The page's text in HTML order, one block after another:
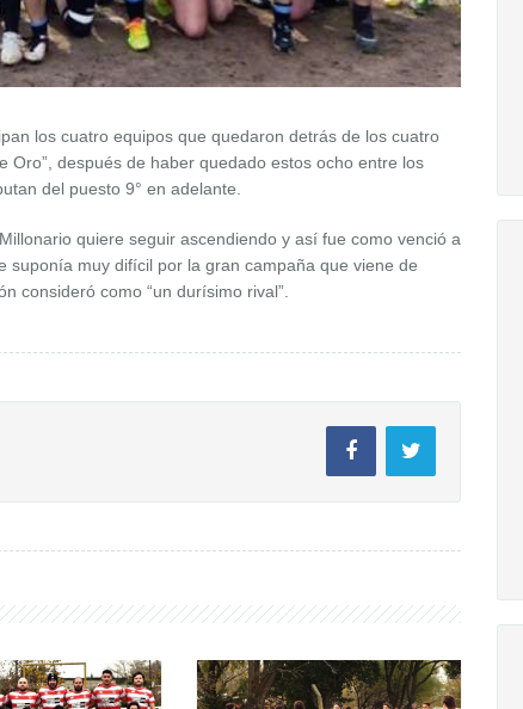
los cuatro equipos que quedaron detrás de los cuatro
Oro”, después de haber quedado estos ocho entre los
del puesto 9° en adelante.
quiere seguir ascendiendo y así fue como venció a
suponía muy difícil por la gran campaña que viene de
consideró como “un durísimo rival”.